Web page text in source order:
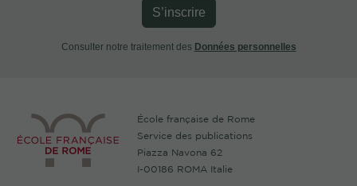
S’inscrire
Consulter notre traitement des Données personnelles
École française de Rome
Service des publications
Piazza Navona 62
I-00186 ROMA Italie